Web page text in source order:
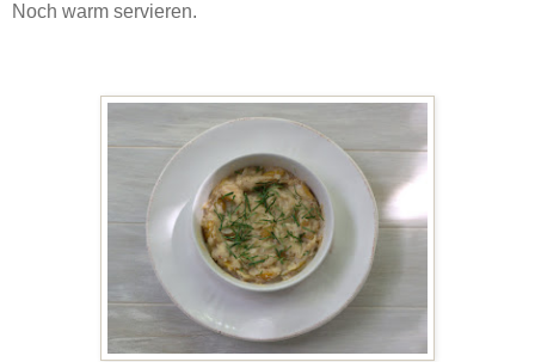
Noch warm servieren.